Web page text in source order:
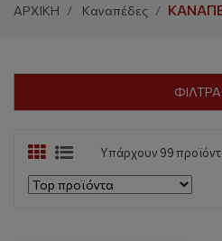
ΑΡΧΙΚΗ Καναπέδες
ΦΙΛΤΡΑ
Υπάρχουν 99